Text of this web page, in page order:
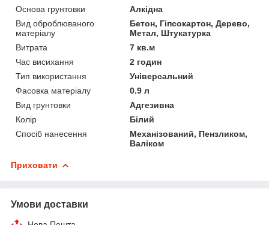
Основа грунтовки
Алкідна
Вид оброблюваного
матеріалу
Бетон, Гіпсокартон, Дерево,
Метал, Штукатурка
Витрата
7 кв.м
Час висихання
2 годин
Тип використання
Універсальний
Фасовка матеріалу
0.9 л
Вид грунтовки
Адгезивна
Колір
Білий
Спосіб нанесення
Механізований, Пензликом,
Валіком
Приховати
Умови доставки